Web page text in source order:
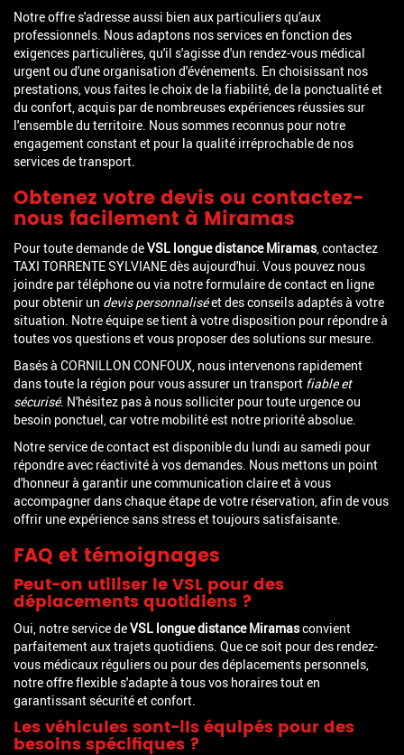
Notre offre s'adresse aussi bien aux particuliers qu'aux
professionnels. Nous adaptons nos services en fonction des
exigences particulières, qu'il s'agisse d'un rendez-vous médical
urgent ou d'une organisation d'événements. En choisissant nos
prestations, vous faites le choix de la fiabilité, de la ponctualité et
du confort, acquis par de nombreuses expériences réussies sur
l'ensemble du territoire. Nous sommes reconnus pour notre
engagement constant et pour la qualité irréprochable de nos
services de transport.
Obtenez votre devis ou contactez-
nous facilement à Miramas
Pour toute demande deVSL longue distance Miramas, contactez
TAXI TORRENTE SYLVIANE dès aujourd'hui. Vous pouvez nous
joindre par téléphone ou via notre formulaire de contact en ligne
pour obtenir un devis personnaliséet des conseils adaptés à votre
situation. Notre équipe se tient à votre disposition pour répondre à
toutes vos questions et vous proposer des solutions sur mesure.
Basés à CORNILLON CONFOUX, nous intervenons rapidement
dans toute la région pour vous assurer un transport fiable et
sécurisé. N'hésitez pas à nous solliciter pour toute urgence ou
besoin ponctuel, car votre mobilité est notre priorité absolue.
Notre service de contact est disponible du lundi au samedi pour
répondre avec réactivité à vos demandes. Nous mettons un point
d'honneur à garantir une communication claire et à vous
accompagner dans chaque étape de votre réservation, afin de vous
offrir une expérience sans stress et toujours satisfaisante.
FAQ et témoignages
Peut-on utiliser le VSL pour des
déplacements quotidiens ?
Oui, notre service deVSL longue distance Miramasconvient
parfaitement aux trajets quotidiens. Que ce soit pour des rendez-
vous médicaux réguliers ou pour des déplacements personnels,
notre offre flexible s'adapte à tous vos horaires tout en
garantissant sécurité et confort.
Les véhicules sont-ils équipés pour des
besoins spécifiques ?